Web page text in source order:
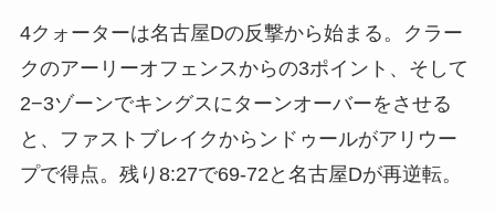
4クォーターは名古屋Dの反撃から始まる。クラー
クのアーリーオフェンスからの3ポイント、そして
2−3ゾーンでキングスにターンオーバーをさせる
と、ファストブレイクからンドゥールがアリウー
プで得点。残り8:27で69-72と名古屋Dが再逆転。